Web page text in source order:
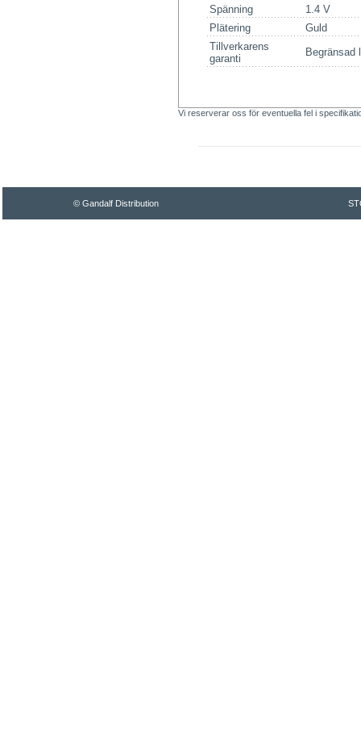
Spänning
1.4 V
Plätering
Guld
Tillverkarens
garanti
Begränsad
Vi reserverar oss för eventuella fel i
© Gandalf Distribution